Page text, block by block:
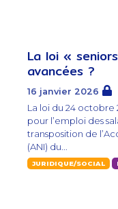
La loi «
avancées ?
16 janvier 2026
La loi du 24
pour l’emploi des
transposition de
(ANI) du...
JURIDIQUE/SOCIAL